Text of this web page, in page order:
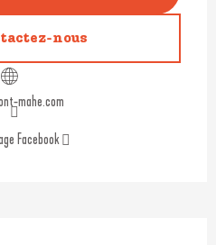
nous
mahe.com
Facebook